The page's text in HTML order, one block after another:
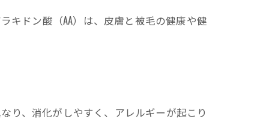
キドン酸（AA）は、皮膚と被毛の健康や健
り、消化がしやすく、アレルギーが起こり